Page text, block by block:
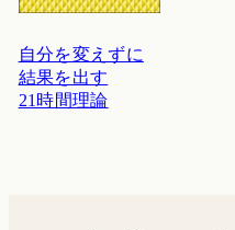
自分を変えずに
結果を出す
21時間理論